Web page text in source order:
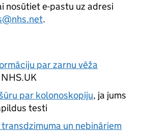
nosūtiet e-pastu uz adresi
.
par zarnu vēža
par kolonoskopiju, ja jums
testi
un nebināriem